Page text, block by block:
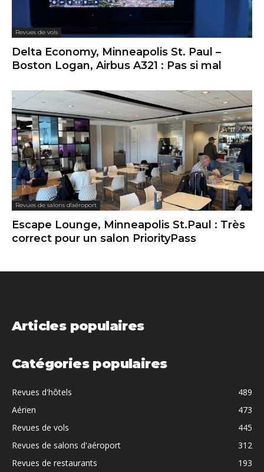
Revues de vols
Delta Economy, Minneapolis St. Paul –
Boston Logan, Airbus A321 : Pas si mal
Revues de salons d'aéroport
Escape Lounge, Minneapolis St.Paul : Très
correct pour un salon PriorityPass
Articles populaires
Catégories populaires
Revues d'hôtels
489
Aérien
473
Revues de vols
445
Revues de salons d'aéroport
312
Revues de restaurants
193